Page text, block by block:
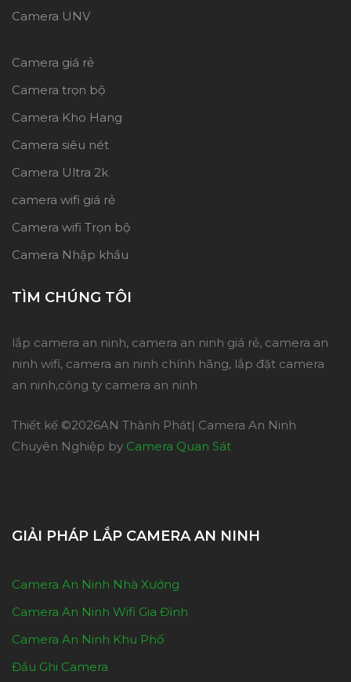
Camera UNV
Camera giá rẻ
Camera trọn bộ
Camera Kho Hang
Camera siêu nét
Camera Ultra 2k
camera wifi giá rẻ
Camera wifi Trọn bộ
Camera Nhập khẩu
TÌM CHÚNG TÔI
lắp camera an ninh, camera an ninh giá rẻ, camera an
ninh wifi, camera an ninh chính hãng, lắp đặt camera
an ninh,công ty camera an ninh
Thiết kế ©2026AN Thành Phát| Camera An Ninh
Chuyên Nghiệp by Camera Quan Sát
GIẢI PHÁP LẮP CAMERA AN NINH
Camera An Ninh Nhà Xưởng
Camera An Ninh Wifi Gia Đình
Camera An Ninh Khu Phố
Đầu Ghi Camera